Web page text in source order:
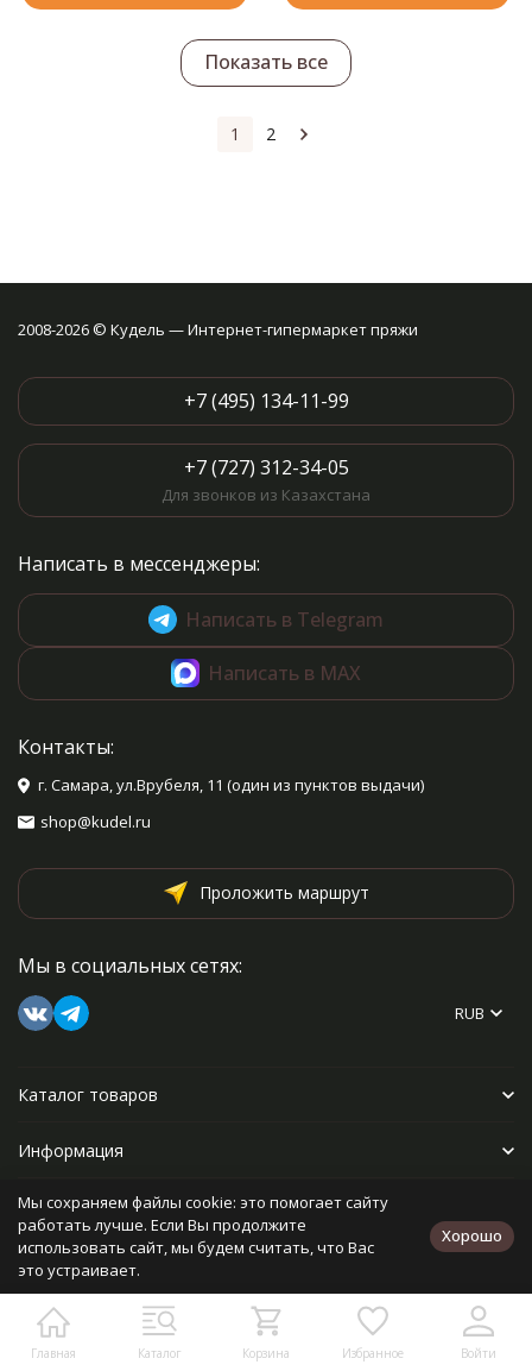
Показать все
1 2
Главная Каталог Корзина Избранное Войти
2008-2026 © Кудель — Интернет-гипермаркет пряжи
+7 (495) 134-11-99
+7 (727) 312-34-05
Для звонков из Казахстана
Написать в мессенджеры:
Написать в Telegram
Написать в MAX
Контакты:
г. Самара, ул.Врубеля, 11 (один из пунктов выдачи)
shop@kudel.ru
Проложить маршрут
Мы в социальных сетях:
RUB
Каталог товаров
Информация
Прочее
Политика персональных данных
Разработано в
bodysite.ru
Мы сохраняем файлы cookie: это помогает сайту
работать лучше. Если Вы продолжите
использовать сайт, мы будем считать, что Вас
это устраивает.
Хорошо